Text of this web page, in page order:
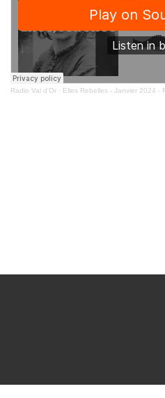
Radio Val d'Or · Elles Rebelles - Janvier 2024 -